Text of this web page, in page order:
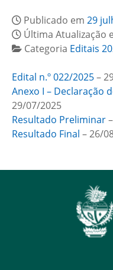
Publicado em 29
Última Atualização
Categoria Editais
Edital n.º 022/2025–
Anexo I – Declaração
29/07/2025
Resultado Preliminar
Resultado Final – 26/